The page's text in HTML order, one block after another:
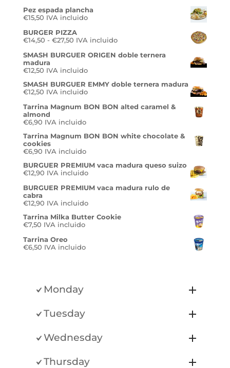
Pez espada plancha
€15,50 IVA incluido
BURGER PIZZA
€14,50 - €27,50Rango
precios:
€14,50
€27,50
IVA incluido
SMASH BURGUER ORIGEN doble ternera
madura
€12,50 IVA incluido
SMASH BURGUER EMMY doble ternera madura
€12,50 IVA incluido
Tarrina Magnum BON BON alted caramel &
almond
€6,90 IVA incluido
Tarrina Magnum BON BON white chocolate &
cookies
€6,90 IVA incluido
BURGUER PREMIUM vaca madura queso suizo
€12,90 IVA incluido
BURGUER PREMIUM vaca madura rulo de
cabra
€12,90 IVA incluido
Tarrina Milka Butter Cookie
€7,50 IVA incluido
Tarrina Oreo
€6,50 IVA incluido
Monday
Tuesday
Wednesday
Thursday